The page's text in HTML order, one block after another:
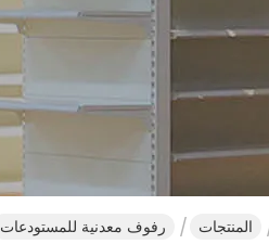
المنتجات رفوف معدنية للمستودعات